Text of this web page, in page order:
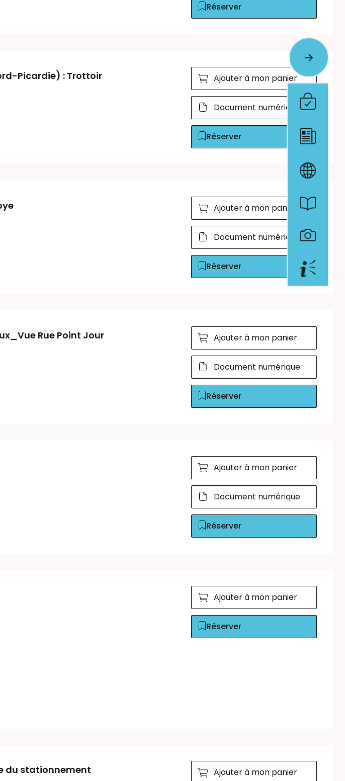
Réserver
Picardie) : Trottoir
Ajouter à mon panier
Document numérique
Réserver
Ajouter à mon panier
Document numérique
Réserver
Rue Point Jour Ajouter à mon panier
Document numérique
Réserver
Ajouter à mon panier
Document numérique
Réserver
Ajouter à mon panier
Réserver
du stationnement Ajouter à mon panier